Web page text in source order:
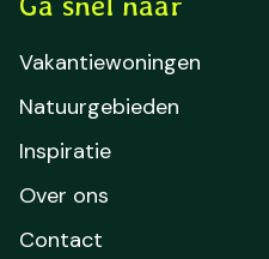
Vakantiewoningen
Natuurgebieden
Inspiratie
Over ons
Contact